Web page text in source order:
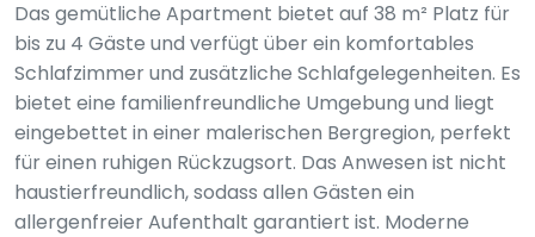
Das gemütliche Apartment bietet auf 38 m² Platz für
bis zu 4 Gäste und verfügt über ein komfortables
Schlafzimmer und zusätzliche Schlafgelegenheiten. Es
bietet eine familienfreundliche Umgebung und liegt
eingebettet in einer malerischen Bergregion, perfekt
für einen ruhigen Rückzugsort. Das Anwesen ist nicht
haustierfreundlich, sodass allen Gästen ein
allergenfreier Aufenthalt garantiert ist. Moderne